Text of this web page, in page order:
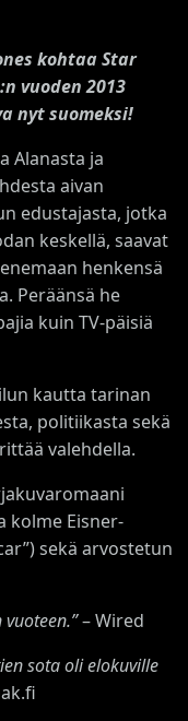
kohtaa Star
vuoden 2013
nyt suomeksi!
Alanasta ja
aivan
edustajasta, jotka
keskellä, saavat
henkensä
Peräänsä he
kuin TV-päisiä
kautta tarinan
politiikasta sekä
valehdella.
kolme Eisner-
sekä arvostetun
”– Wired
sota oli elokuville